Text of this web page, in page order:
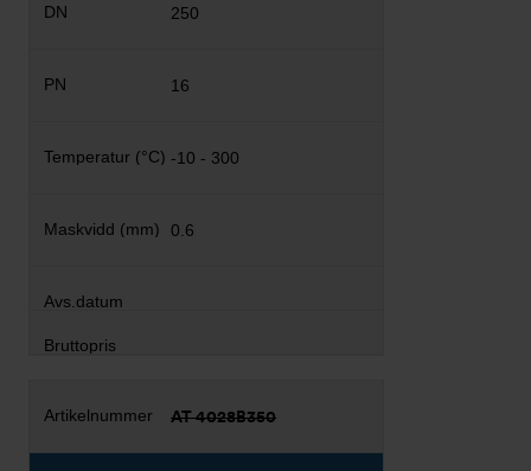
250
16
-10 - 300
0.6
AT 4028B350